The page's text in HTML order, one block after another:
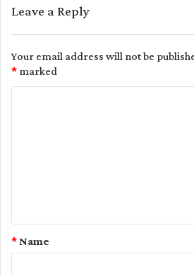
Leave a Reply
Your email address will not be
marked
*
Name
*